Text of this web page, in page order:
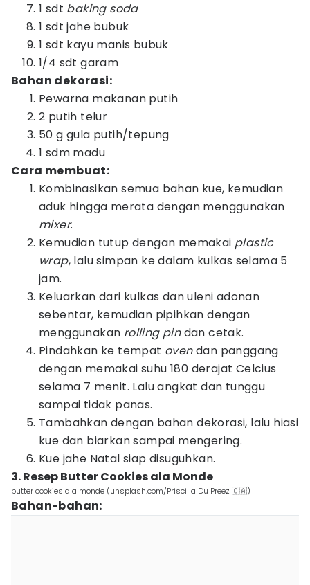
1 sdt baking soda
1 sdt jahe bubuk
1 sdt kayu manis bubuk
1/4 sdt garam
Bahan dekorasi:
Pewarna makanan putih
2 putih telur
50 g gula putih/tepung
1 sdm madu
Cara membuat:
Kombinasikan semua bahan kue, kemudian
aduk hingga merata dengan menggunakan
mixer.
Kemudian tutup dengan memakai plastic
wrap, lalu simpan ke dalam kulkas selama 5
jam.
Keluarkan dari kulkas dan uleni adonan
sebentar, kemudian pipihkan dengan
menggunakan rolling pindan cetak.
Pindahkan ke tempat ovendan panggang
dengan memakai suhu 180 derajat Celcius
selama 7 menit. Lalu angkat dan tunggu
sampai tidak panas.
Tambahkan dengan bahan dekorasi, lalu hiasi
kue dan biarkan sampai mengering.
Kue jahe Natal siap disuguhkan.
3. Resep Butter Cookies ala Monde
butter cookies ala monde (unsplash.com/Priscilla Du Preez 🇨🇦)
Bahan-bahan: